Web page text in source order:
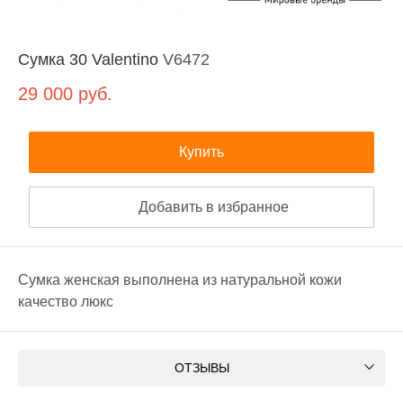
Сумка 30 Valentino V6472
29 000 руб.
Купить
Добавить в избранное
Сумка женская выполнена из натуральной кожи
качество люкс
ОТЗЫВЫ